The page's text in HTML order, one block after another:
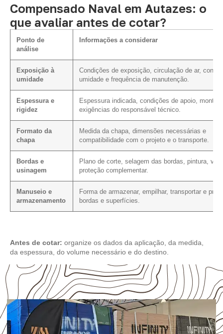
Compensado Naval em Autazes: o
que avaliar antes de cotar?
Ponto de
análise
Informações a considerar
Exposição à
umidade
Condições de exposição, circulação de ar,
umidade e frequência de manutenção.
Espessura e
rigidez
Espessura indicada, condições de apoio,
exigências do responsável técnico.
Formato da
chapa
Medida da chapa, dimensões necessárias e
compatibilidade com o projeto e o transporte.
Bordas e
usinagem
Plano de corte, selagem das bordas, pintura,
proteção complementar.
Manuseio e
armazenamento
Forma de armazenar, empilhar, transportar e
bordas e superfícies.
Antes de cotar: organize os dados da aplicação, da medida,
da espessura, do volume necessário e do destino.